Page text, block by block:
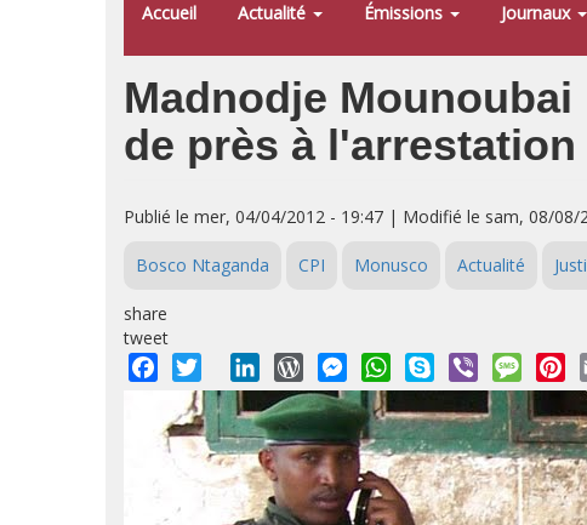
Accueil Actualité Émissions Journaux
Madnodje
de près à
Publié le mer, 04/04/2012 - 19:47 | Modifié le sam, 08/08/
Bosco Ntaganda CPI Monusco Actualité
share
tweet
Facebook
Twitter LinkedInWordPressMessengerWhatsApp
Skype Viber